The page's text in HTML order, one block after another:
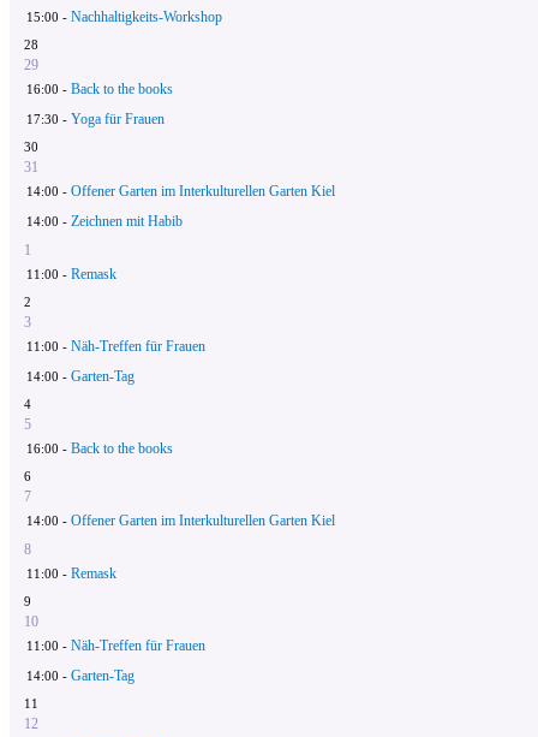
15:00 - Nachhaltigkeits-Workshop
28
29
16:00 - Back to the books
17:30 - Yoga für Frauen
30
31
14:00 - Offener Garten im Interkulturellen Garten Kiel
14:00 - Zeichnen mit Habib
1
11:00 - Remask
2
3
11:00 - Näh-Treffen für Frauen
14:00 - Garten-Tag
4
5
16:00 - Back to the books
6
7
14:00 - Offener Garten im Interkulturellen Garten Kiel
8
11:00 - Remask
9
10
11:00 - Näh-Treffen für Frauen
14:00 - Garten-Tag
11
12